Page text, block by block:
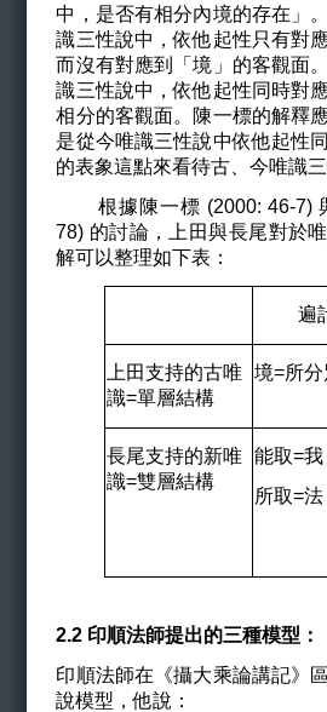
中，是否有相分內境的存在」
識三性說中，依他起性只有對
而沒有對應到「境」的客觀面
識三性說中，依他起性同時對
相分的客觀面。陳一標的解釋
是從今唯識三性說中依他起性
的表象這點來看待古、今唯識
根據陳一標 (2000: 46-7)
78) 的討論，上田與長尾對於
解可以整理如下表：
遍
上田支持的古唯
識=單層結構
境=所
長尾支持的新唯
識=雙層結構
能取=我
所取=法
2.2 印順法師提出的三種模型：
印順法師在《攝大乘論講記》
說模型，他說：